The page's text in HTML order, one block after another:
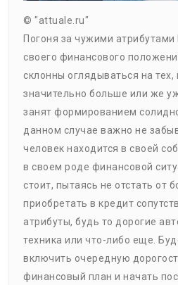
© "attuale.ru"
Погоня за чужими
своего финансового
склонны оглядываться на тех,
значительно больше или же
занят формированием
данном случае важно не
человек находится в своей
в своем роде финансовой
стоит, пытаясь не отстать от
приобретать в кредит
атрибуты, будь то дорогие
техника или что-либо еще.
включить очередную
финансовый план и начать